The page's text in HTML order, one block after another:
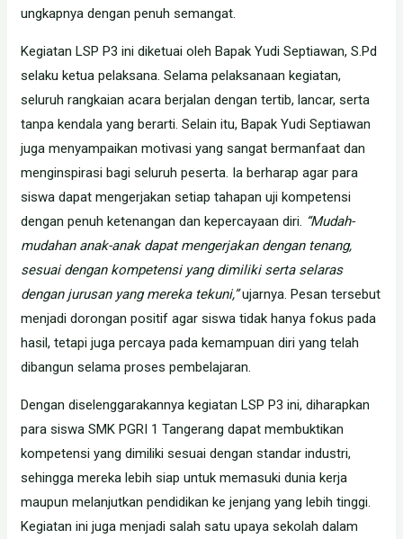
ungkapnya dengan penuh semangat.
Kegiatan LSP P3 ini diketuai oleh Bapak Yudi Septiawan, S.Pd
selaku ketua pelaksana. Selama pelaksanaan kegiatan,
seluruh rangkaian acara berjalan dengan tertib, lancar, serta
tanpa kendala yang berarti. Selain itu, Bapak Yudi Septiawan
juga menyampaikan motivasi yang sangat bermanfaat dan
menginspirasi bagi seluruh peserta. Ia berharap agar para
siswa dapat mengerjakan setiap tahapan uji kompetensi
dengan penuh ketenangan dan kepercayaan diri. “Mudah-
mudahan anak-anak dapat mengerjakan dengan tenang,
sesuai dengan kompetensi yang dimiliki serta selaras
dengan jurusan yang mereka tekuni,”ujarnya. Pesan tersebut
menjadi dorongan positif agar siswa tidak hanya fokus pada
hasil, tetapi juga percaya pada kemampuan diri yang telah
dibangun selama proses pembelajaran.
Dengan diselenggarakannya kegiatan LSP P3 ini, diharapkan
para siswa SMK PGRI 1 Tangerang dapat membuktikan
kompetensi yang dimiliki sesuai dengan standar industri,
sehingga mereka lebih siap untuk memasuki dunia kerja
maupun melanjutkan pendidikan ke jenjang yang lebih tinggi.
Kegiatan ini juga menjadi salah satu upaya sekolah dalam